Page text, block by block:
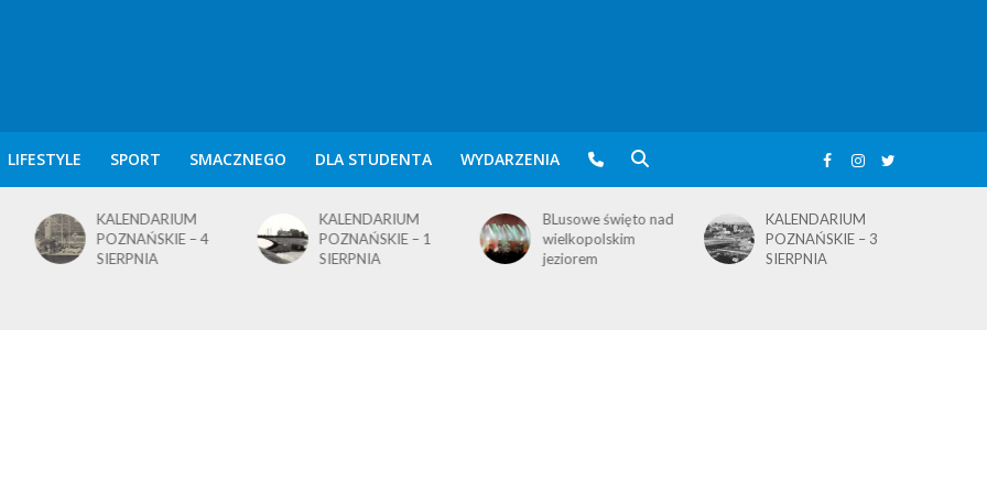
LIFESTYLE SPORT SMACZNEGO DLA STUDENTA WYDARZENIA
KALENDARIUM
POZNAŃSKIE – 1
SIERPNIA
BLusowe święto nad
wielkopolskim
jeziorem
KALENDARIUM
POZNAŃSKIE – 3
SIERPNIA
KALENDARIUM
POZNAŃSKIE – 2
SIERPNIA